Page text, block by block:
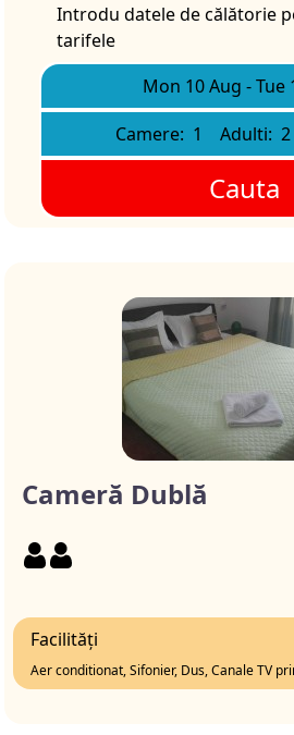
Introdu datele de călătorie
tarifele
Mon 10 Aug -Tue
Camere: 1 Adulti: 2
Cauta
Cameră Dublă
Facilități
Aer conditionat, Sifonier, Dus, Canale TV